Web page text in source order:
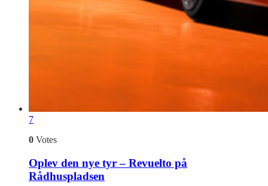
7
0 Votes
Oplev den nye tyr – Revuelto på
Rådhuspladsen